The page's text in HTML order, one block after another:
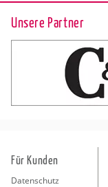
Unsere Partner
Für Kunden
Datenschutz